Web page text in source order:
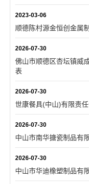
2023-03-06
顺德陈村源金恒创金属
2026-07-30
佛山市顺德区杏坛镇威
表
2026-07-30
世康餐具(中山)有限责
2026-07-30
中山市南华搪瓷制品有
2026-07-30
中山市华迪橡塑制品有